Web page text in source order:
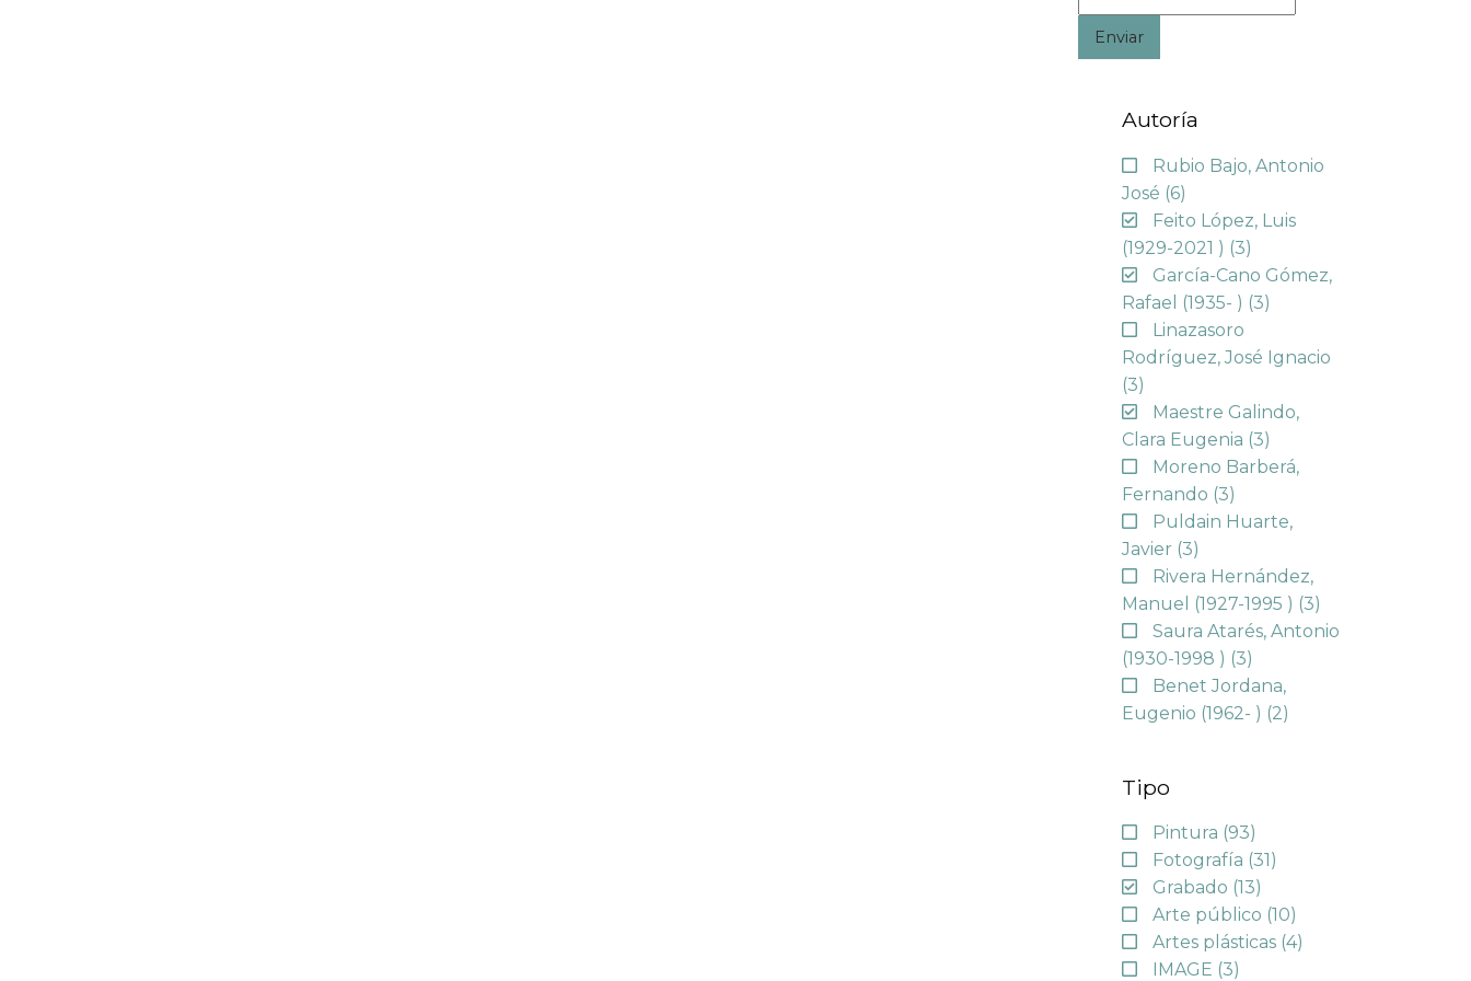
Enviar
Autoría
Rubio Bajo, Antonio
José (6)
Feito López, Luis
(1929-2021 ) (3)
García-Cano Gómez,
Rafael (1935- ) (3)
Linazasoro
Rodríguez, José Ignacio
(3)
Maestre Galindo,
Clara Eugenia (3)
Moreno Barberá,
Fernando (3)
Puldain Huarte,
Javier (3)
Rivera Hernández,
Manuel (1927-1995 ) (3)
Saura Atarés, Antonio
(1930-1998 ) (3)
Benet Jordana,
Eugenio (1962- ) (2)
Tipo
Pintura (93)
Fotografía (31)
Grabado (13)
Arte público (10)
Artes plásticas (4)
IMAGE (3)